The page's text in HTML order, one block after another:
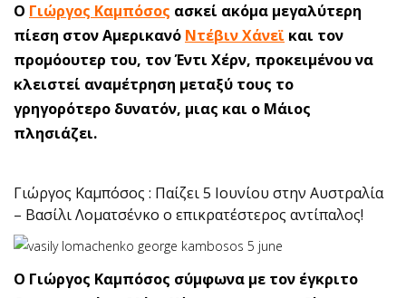
Ο Γιώργος Καμπόσος ασκεί ακόμα μεγαλύτερη
πίεση στον Αμερικανό Ντέβιν Χάνεϊ και τον
προμόουτερ του, τον Έντι Χέρν, προκειμένου να
κλειστεί αναμέτρηση μεταξύ τους το
γρηγορότερο δυνατόν, μιας και ο Μάιος
πλησιάζει.
Γιώργος Καμπόσος : Παίζει 5 Ιουνίου στην Αυστραλία
– Βασίλι Λοματσένκο ο επικρατέστερος αντίπαλος!
Ο Γιώργος Καμπόσος σύμφωνα με τον έγκριτο